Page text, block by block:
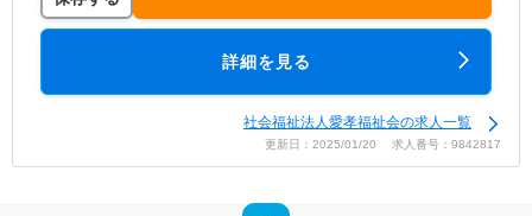
詳細を見る
社会福祉法人愛孝福祉会の求人一覧
更新日：2025/01/20 求人番号：9842817